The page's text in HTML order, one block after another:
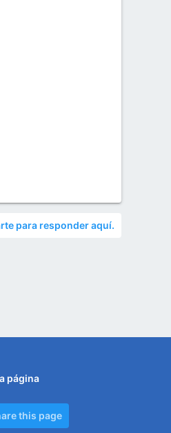
para responder aquí.
página
this page